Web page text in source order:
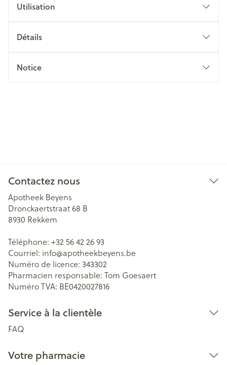
Utilisation
Détails
Notice
Contactez nous
Apotheek Beyens
Dronckaertstraat 68 B
8930 Rekkem
Téléphone: +32 56 42 26 93
Courriel: info@apotheekbeyens.be
Numéro de licence: 343302
Pharmacien responsable: Tom Goesaert
Numéro TVA: BE0420027816
Service à la clientèle
FAQ
Votre pharmacie